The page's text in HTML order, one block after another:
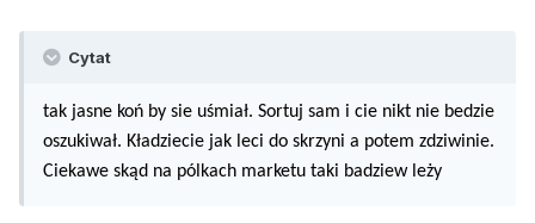
Cytat
tak jasne koń by sie uśmiał. Sortuj sam i cie nikt nie bedzie
oszukiwał. Kładziecie jak leci do skrzyni a potem zdziwinie.
Ciekawe skąd na pólkach marketu taki badziew leży